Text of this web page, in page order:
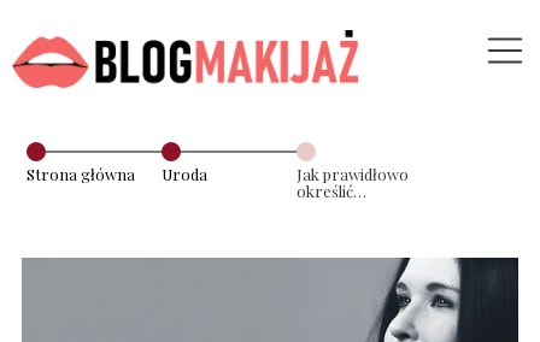
Strona główna Uroda
Jak prawidłowo
określić